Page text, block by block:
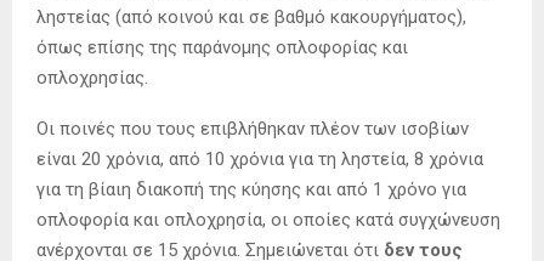
ληστείας (από κοινού και σε βαθμό κακουργήματος),
όπως επίσης της παράνομης οπλοφορίας και
οπλοχρησίας.
Οι ποινές που τους επιβλήθηκαν πλέον των ισοβίων
είναι 20 χρόνια, από 10 χρόνια για τη ληστεία, 8 χρόνια
για τη βίαιη διακοπή της κύησης και από 1 χρόνο για
οπλοφορία και οπλοχρησία, οι οποίες κατά συγχώνευση
ανέρχονται σε 15 χρόνια. Σημειώνεται ότι δεν τους